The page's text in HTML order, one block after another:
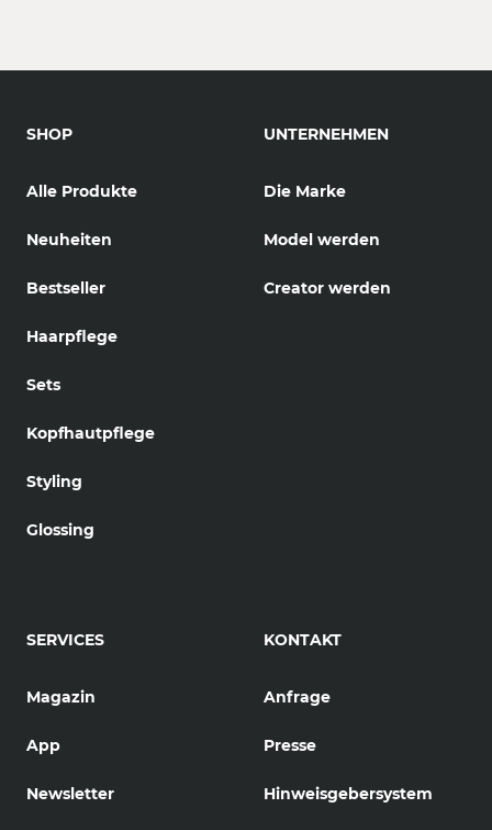
SHOP
Alle Produkte
Neuheiten
Bestseller
Haarpflege
Sets
Kopfhautpflege
Styling
Glossing
UNTERNEHMEN
Die Marke
Model werden
Creator werden
SERVICES
Magazin
App
Newsletter
KONTAKT
Anfrage
Presse
Hinweisgebersystem